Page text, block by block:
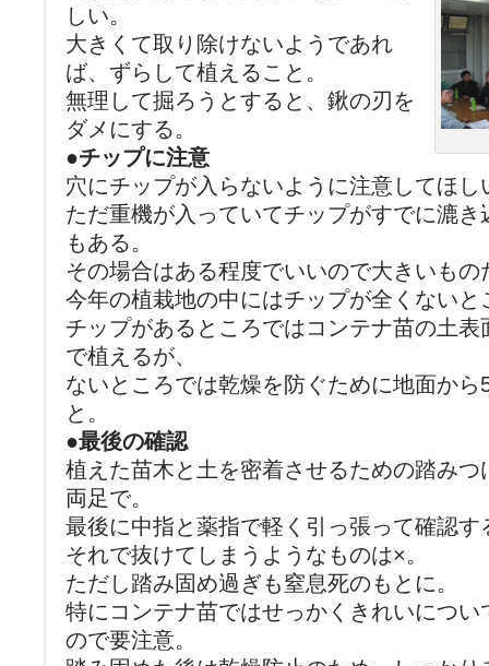
しい。
大きくて取り除けないようであれ
ば、ずらして植えること。
無理して掘ろうとすると、鍬の刃を
ダメにする。
●チップに注意
穴にチップが入らないように注意してほし
ただ重機が入っていてチップがすでに漉
もある。
その場合はある程度でいいので大きいもの
今年の植栽地の中にはチップが全くないと
チップがあるところではコンテナ苗の土
で植えるが、
ないところでは乾燥を防ぐために地面か
と。
●最後の確認
植えた苗木と土を密着させるための踏み
両足で。
最後に中指と薬指で軽く引っ張って確認す
それで抜けてしまうようなものは×。
ただし踏み固め過ぎも窒息死のもとに。
特にコンテナ苗ではせっかくきれいにつ
ので要注意。